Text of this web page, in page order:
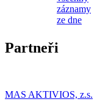
záznamy
ze dne
Partneři
MAS AKTIVIOS, z.s.